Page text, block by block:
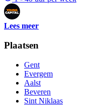
Lees meer
Plaatsen
Gent
Evergem
Aalst
Beveren
Sint Niklaas